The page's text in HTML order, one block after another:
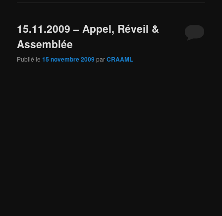
15.11.2009 – Appel, Réveil &
Assemblée
Publié le15 novembre 2009parCRAAML